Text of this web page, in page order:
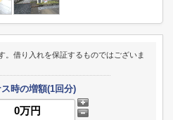
。借り入れを保証するものではございま
時の増額(1回分)